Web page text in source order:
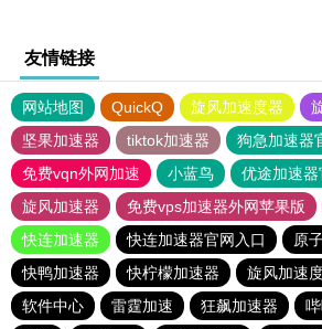
友情链接
网站地图 QuickQ 旋风加速度器
坚果加速器
tiktok加速器
狗急加速器
免费vqn外网加速
小蓝鸟 优途加速器
旋风加速器
免费vps加速器外网苹果版
快连加速器
快连加速器官网入口
原
快鸭加速器
快柠檬加速器 旋风加速
软件中心
雷霆加速 狂飙加速器